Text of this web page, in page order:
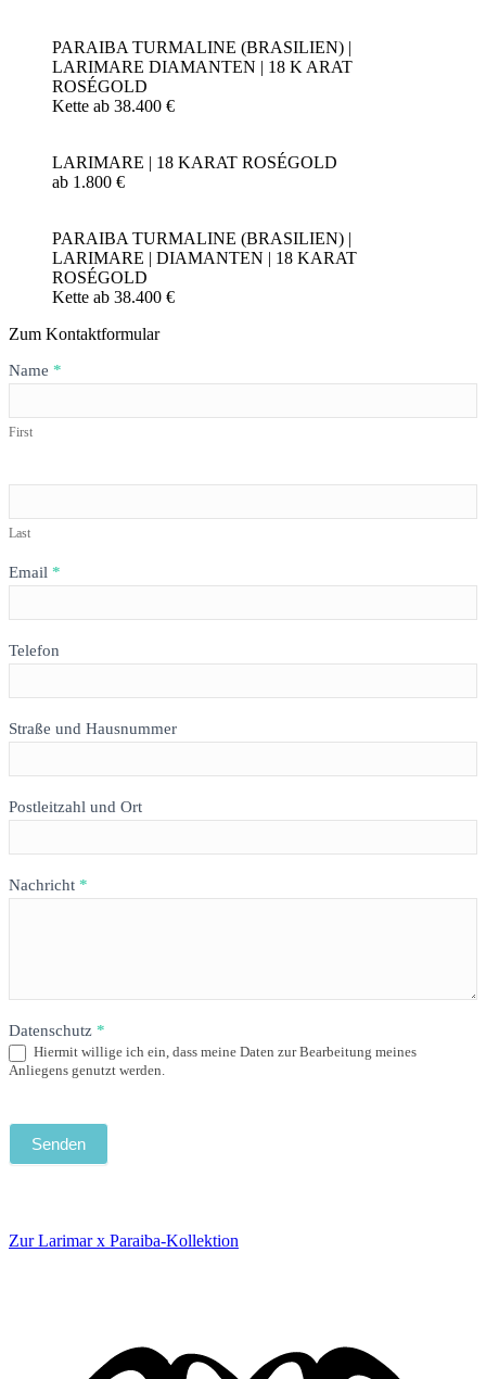
PARAIBA TURMALINE (BRASILIEN) |
LARIMARE DIAMANTEN | 18 K ARAT
ROSÉGOLD
Kette ab 38.400 €
LARIMARE | 18 KARAT ROSÉGOLD
ab 1.800 €
PARAIBA TURMALINE (BRASILIEN) |
LARIMARE | DIAMANTEN | 18 KARAT
ROSÉGOLD
Kette ab 38.400 €
Zum Kontaktformular
Formular
LARIMAR
PARAIBA
Name *
First
Last
Email *
Telefon
Straße und Hausnummer
Postleitzahl und Ort
Nachricht *
Datenschutz *
Hiermit willige ich ein, dass meine Daten zur Bearbeitung meines
Anliegens genutzt werden.
Senden
Zur Larimar x Paraiba-Kollektion